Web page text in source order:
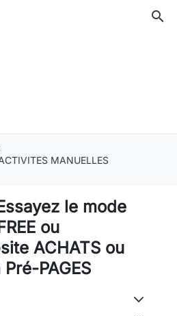
search
MANUELLES
le mode
ou
ACHATS ou
PAGES